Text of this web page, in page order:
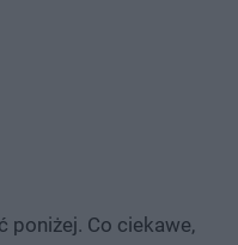
poniżej. Co ciekawe,